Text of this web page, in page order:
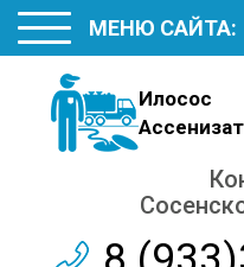
Илосос
МЕНЮ САЙТА: